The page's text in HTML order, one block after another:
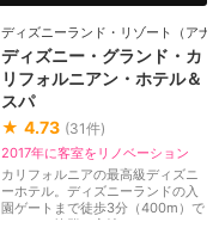
ディズニーランド・リゾート（アナ
ディズニー・グランド・カ
リフォルニアン・ホテル＆
スパ
★ 4.73 (31件)
2017年に客室をリノベーション
カリフォルニアの最高級ディズニ
ーホテル。ディズニーランドの入
園ゲートまで徒歩3分（400m）で
アクセス抜群の立地...